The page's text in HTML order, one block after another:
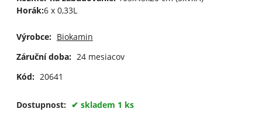
Horák:6 x 0,33L
Výrobce: Biokamin
Záruční doba: 24 mesiacov
Kód: 20641
Dostupnost: skladem 1 ks